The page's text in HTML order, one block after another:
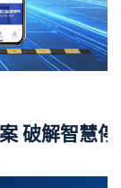
破解智慧